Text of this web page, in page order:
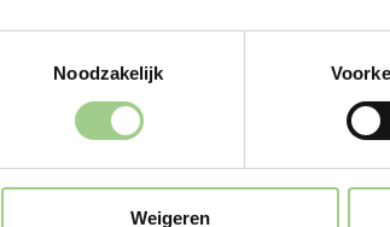
Noodzakelijk
Weigeren
Wat is er nieuw in de
De update van 2025 is geen kleine
veranderingen:
Transparantie over salaris.
vacatures. Dit draagt bij aan eerlijkere